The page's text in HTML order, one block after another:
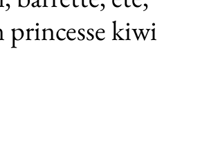
princesse kiwi